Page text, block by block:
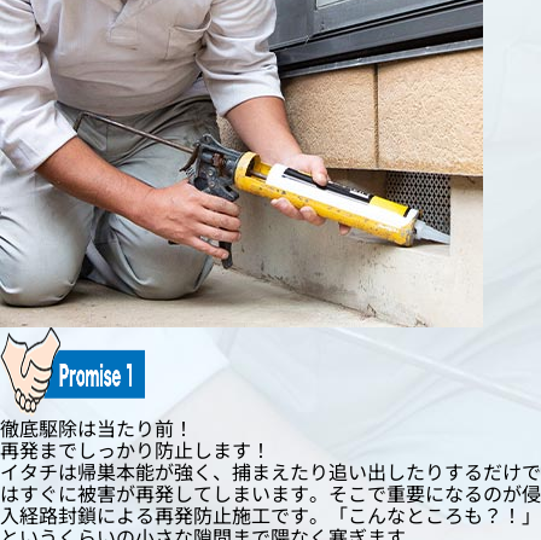
徹底駆除は当たり前！
再発までしっかり防止します！
イタチは帰巣本能が強く、捕まえたり追い出したりするだけで
はすぐに被害が再発してしまいます。そこで重要になるのが侵
入経路封鎖による再発防止施工です。「こんなところも？！」